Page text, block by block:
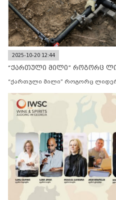
2025-10-20 12:44
“ქართული მილი” როგორც
“ქართული მილი” როგორც